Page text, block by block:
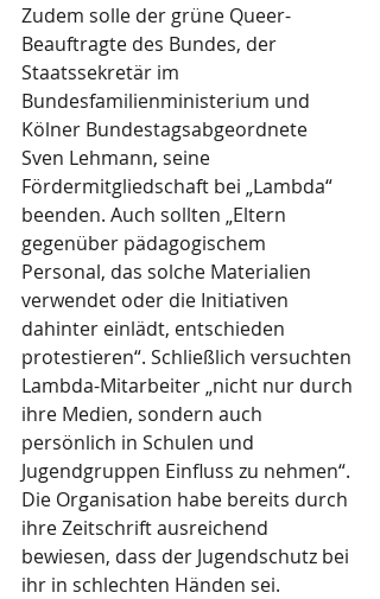
Zudem solle der grüne Queer-
Beauftragte des Bundes, der
Staatssekretär im
Bundesfamilienministerium und
Kölner Bundestagsabgeordnete
Sven Lehmann, seine
Fördermitgliedschaft bei „Lambda“
beenden. Auch sollten „Eltern
gegenüber pädagogischem
Personal, das solche Materialien
verwendet oder die Initiativen
dahinter einlädt, entschieden
protestieren“. Schließlich versuchten
Lambda-Mitarbeiter „nicht nur durch
ihre Medien, sondern auch
persönlich in Schulen und
Jugendgruppen Einfluss zu nehmen“.
Die Organisation habe bereits durch
ihre Zeitschrift ausreichend
bewiesen, dass der Jugendschutz bei
ihr in schlechten Händen sei.